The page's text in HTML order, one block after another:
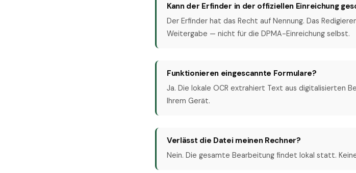
Kann der Erfinder in der offiziellen Einreichung
Der Erfinder hat das Recht auf Nennung. Das
Weitergabe — nicht für die DPMA-Einreichung selbst.
Funktionieren eingescannte Formulare?
Ja. Die lokale OCR extrahiert Text aus digitalisierten
Ihrem Gerät.
Verlässt die Datei meinen Rechner?
Nein. Die gesamte Bearbeitung findet lokal statt.